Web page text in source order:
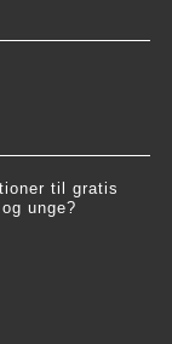
til gratis
unge?